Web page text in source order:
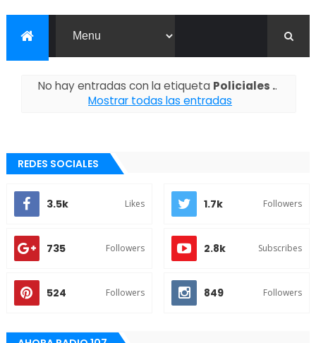
No hay entradas con la etiqueta Policiales ..
Mostrar todas las entradas
REDES SOCIALES
3.5k Likes 1.7k Followers
735 Followers 2.8k Subscribes
524 Followers 849 Followers